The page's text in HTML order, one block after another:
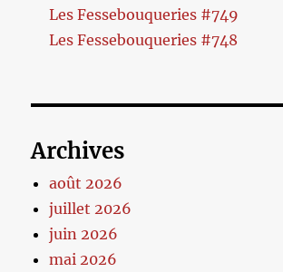
Les Fessebouqueries #749
Les Fessebouqueries #748
Archives
août 2026
juillet 2026
juin 2026
mai 2026